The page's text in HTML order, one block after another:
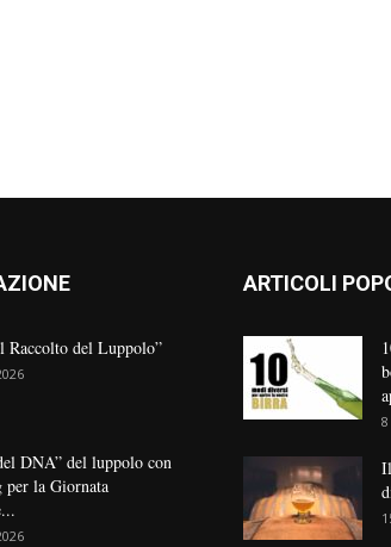
Raccolto del Luppolo”
DNA” del luppolo con
per la Giornata
ARTICOLI